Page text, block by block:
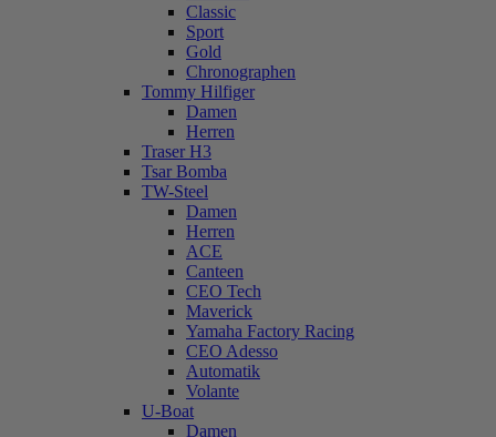
Classic
Sport
Gold
Chronographen
Tommy Hilfiger
Damen
Herren
Traser H3
Tsar Bomba
TW-Steel
Damen
Herren
ACE
Canteen
CEO Tech
Maverick
Yamaha Factory Racing
CEO Adesso
Automatik
Volante
U-Boat
Damen